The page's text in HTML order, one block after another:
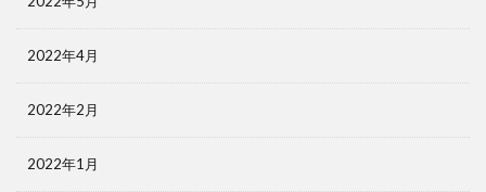
2022年4月
2022年2月
2022年1月